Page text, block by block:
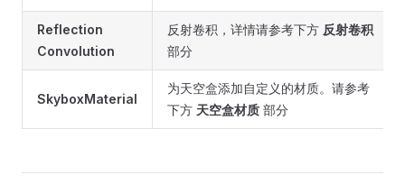
Reflection
Convolution
反射卷积，详情请参考下方 反射卷积
部分
SkyboxMaterial
为天空盒添加自定义的材质。请参考
下方 天空盒材质 部分